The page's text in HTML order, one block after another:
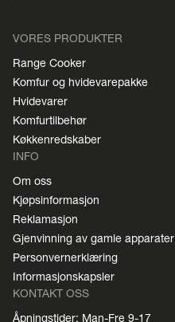
VORES PRODUKTER
Range Cooker
Komfur og hvidevarepakke
Hvidevarer
Komfurtilbehør
Køkkenredskaber
INFO
Om oss
Kjøpsinformasjon
Reklamasjon
Gjenvinning av gamle apparater
Personvernerklæring
Informasjonskapsler
KONTAKT OSS
Åpningstider: Man-Fre 9-17